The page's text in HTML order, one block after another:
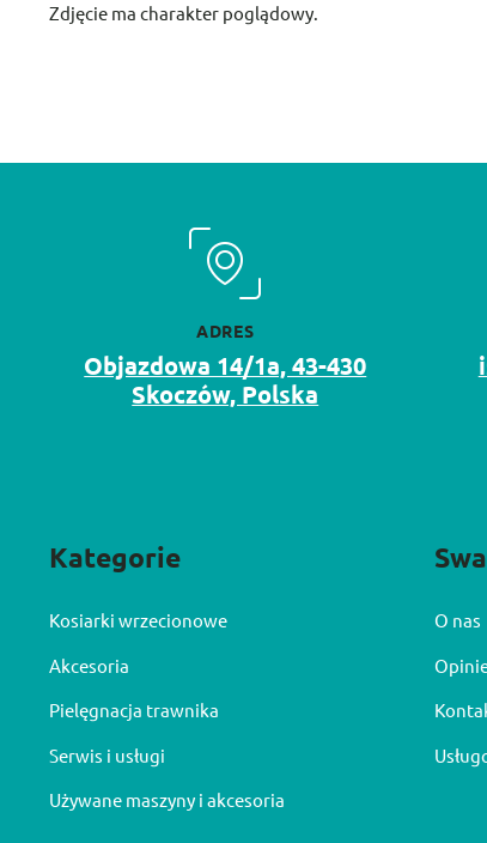
Zdjęcie ma charakter poglądowy.
ADRES
Objazdowa 14/1a, 43-430
Skoczów, Polska
Kategorie
Kosiarki wrzecionowe
Akcesoria
Pielęgnacja trawnika
Serwis i usługi
Używane maszyny i akcesoria
O nas